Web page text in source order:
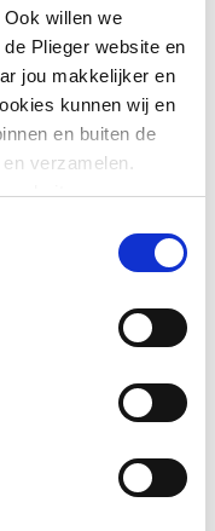
willen we
Plieger website en
jou makkelijker en
kunnen wij en
en buiten de
verzamelen.
website, app,
379 KB